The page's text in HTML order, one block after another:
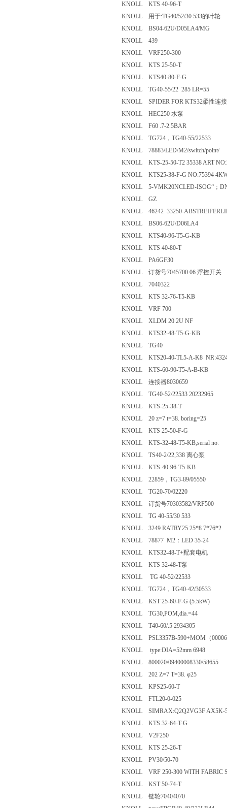
KNOLL KTS 40-96-T
KNOLL 用于:TG40/52/30 533的叶
KNOLL BS04-62U/D05LA4/MG
KNOLL 439
KNOLL VRF250-300
KNOLL KTS 25-50-T
KNOLL KTS40-80-F-G
KNOLL TG40-55/22 285 LR=55
KNOLL SPIDER FOR KTS32柔性
KNOLL HEC250 水泵
KNOLL F60 .7-2.5BAR
KNOLL TG724，TG40-55/22533
KNOLL 78883/LED/M2/switch/
KNOLL KTS-25-50-T2 35338 ART
KNOLL KTS25-38-F-G NO:75394
KNOLL 5-VMK20NCLED-ISOG“
KNOLL GZ
KNOLL 46242 33250-
KNOLL BS06-62U/D06LA4
KNOLL KTS40-96-T5-G-KB
KNOLL KTS 40-80-T
KNOLL PA6GF30
KNOLL 订货号7045700.06 浮控
KNOLL 7040322
KNOLL KTS 32-76-T5-KB
KNOLL VRF 700
KNOLL XLDM 20 2U NF
KNOLL KTS32-48-T5-G-KB
KNOLL TG40
KNOLL KTS20-40-TL5-A-K8
KNOLL KTS-60-90-T5-A-B-KB
KNOLL 连接器8030659
KNOLL TG40-52/22533 20232965
KNOLL KTS-25-38-T
KNOLL 20 z=7 t=38. boring=25
KNOLL KTS 25-50-F-G
KNOLL KTS-32-48-T5-KB,serial
KNOLL TS40-2/22,338 离心泵
KNOLL KTS-40-96-T5-KB
KNOLL 22859，TG3-89/05550
KNOLL TG20-70/02220
KNOLL 订货号70303582/VRF500
KNOLL TG 40-55/30 533
KNOLL 3249 RATRY25 25*8
KNOLL 78877 M2：LED 35-24
KNOLL KTS32-48-T+配套电机
KNOLL KTS 32-48-T泵
KNOLL TG 40-52/22533
KNOLL TG724，TG40-42/30533
KNOLL KST 25-60-F-G (5.5kW)
KNOLL TG30,POM,dia.=44
KNOLL T40-60/.5 2934305
KNOLL PSL3357B-590+MOM（
KNOLL type:DIA=52mm 6948
KNOLL 800020/09400008330/
KNOLL 202 Z=7 T=38. φ25
KNOLL KPS25-60-T
KNOLL FTL20-0-025
KNOLL SIMRAX:Q2Q2VG3F
KNOLL KTS 32-64-T-G
KNOLL V2F250
KNOLL KTS 25-26-T
KNOLL PV30/50-70
KNOLL VRF 250-300 WITH
KNOLL KST 50-74-T
KNOLL 链轮70404070